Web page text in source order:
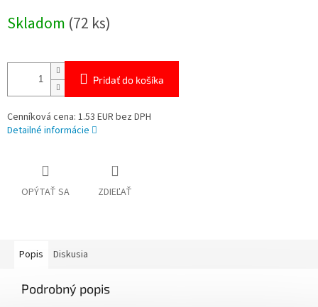
cena:
Skladom (72 ks)
Pridať do košíka
Cenníková cena: 1.53 EUR bez DPH
Detailné informácie
OPÝTAŤ SA ZDIEĽAŤ
Popis Diskusia
Podrobný popis